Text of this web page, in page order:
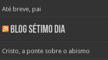
Até breve, pai
Blog Sétimo Dia
Cristo, a ponte sobre o abismo